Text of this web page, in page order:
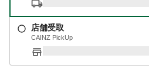
店舗受取
CAINZ PickUp